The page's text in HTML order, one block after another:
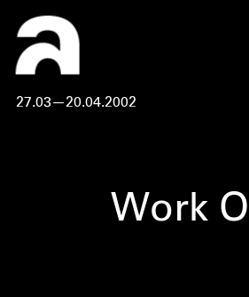
27.03—20.04.2002
Work